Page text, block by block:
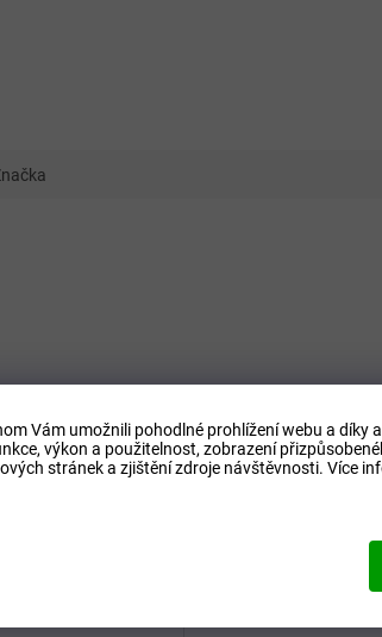
Vám umožnili pohodlné prohlížení webu a díky
výkon a použitelnost, zobrazení
stránek a zjištění zdroje návštěvnosti. Více
Kód: